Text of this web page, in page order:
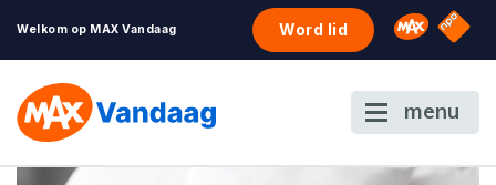
Welkom op MAX Vandaag Word lid Omroep
NPO
menu